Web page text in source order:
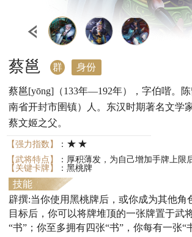
蔡邕 群 身份
蔡邕[yōng]（133年—192年），字伯喈。
南省开封市圉镇）人。东汉时期著名文学
蔡文姬之父。
【强力指数】 ： ★★
【武将特点】
：厚积薄发，为自己增加手牌上限后
【关键卡牌】
：黑桃牌
技能
辟撰:当你使用黑桃牌后，或你成为其他角
目标后，你可以将牌堆顶的一张牌置于武
“书”；你至多拥有四张“书”，你每有一张“